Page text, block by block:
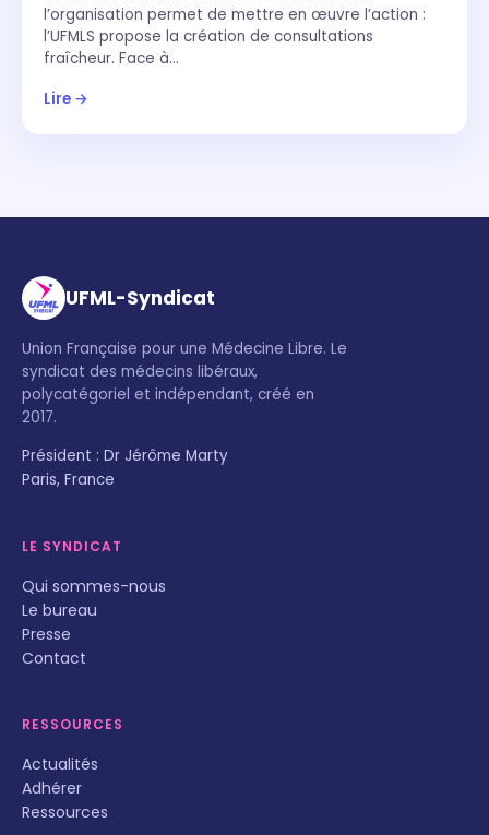
l’organisation permet de mettre en œuvre l’action :
l’UFMLS propose la création de consultations
fraîcheur. Face à…
Lire →
UFML-Syndicat
Union Française pour une Médecine Libre. Le
syndicat des médecins libéraux,
polycatégoriel et indépendant, créé en
2017.
Président : Dr Jérôme Marty
Paris, France
LE SYNDICAT
Qui sommes-nous
Le bureau
Presse
Contact
RESSOURCES
Actualités
Adhérer
Ressources